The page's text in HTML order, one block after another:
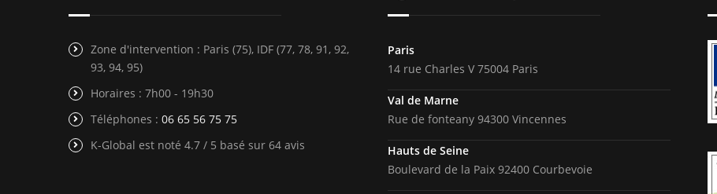
Zone d'intervention : Paris (75), IDF (77, 78, 91, 92,
93, 94, 95)
Horaires : 7h00 - 19h30
Téléphones : 06 65 56 75 75
K-Global est noté 4.7 / 5 basé sur 64 avis
Paris
14 rue Charles V 75004 Paris
Val de Marne
Rue de fonteany 94300 Vincennes
Hauts de Seine
Boulevard de la Paix 92400 Courbevoie